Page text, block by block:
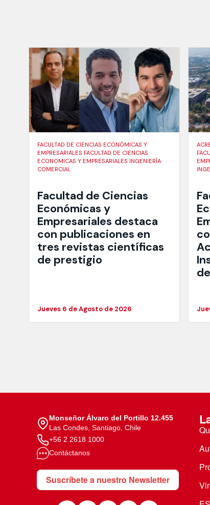
FACULTAD DE CIENCIAS ECONÓMICAS Y
EMPRESARIALES FACULTAD DE CIENCIAS
ECONOMICAS Y EMPRESARIALES INGENIERÍA
COMERCIAL
Facultad de Ciencias
Económicas y
Empresariales destaca
con publicaciones en
tres revistas científicas
de prestigio
Jueves 6 de Agosto de 2026
Monseñor Álvaro del Portillo 12.455
Las Condes, Santiago, Chile
+56 2 2618 1000
Contáctanos
Suscríbete a nuestro Newsletter